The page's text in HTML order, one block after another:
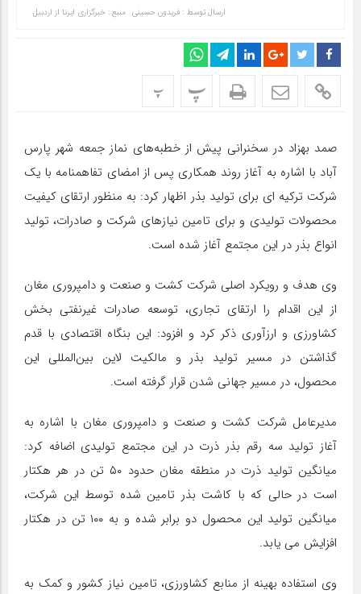
ارسال توسط : فریدون حسینی منبع : خبرگزاری ایرنا از اردبیل
پ پ
صمد بهزاد در سخنرانی پیش از خطبه‌های نماز جمعه شهر پارس
آباد با اشاره به آغاز روند همکاری پس از امضای تفاهمنامه با یک
شرکت ترکیه ای برای تولید بذر اظهار کرد: به منظور ارتقای کیفیت
محصولات تولیدی و برای تامین نیازهای شرکت و صادرات، تولید
انواع بذر در این مجتمع آغاز شده است.
وی هدف و رویکرد اصلی شرکت کشت و صنعت و دامپروری مغان
از این اقدام را ارتقای تجاری، توسعه صادرات غیرنفتی بخش
کشاورزی و ارزآوری ذکر کرد و افزود: این بنگاه اقتصادی با قدم
گذاشتن در مسیر تولید بذر و مالکیت لاین بین‌المللی این
محصول، در مسیر جهانی شدن قرار گرفته است.
مدیرعامل شرکت کشت و صنعت و دامپروری مغان با اشاره به
آغاز تولید سه رقم بذر ذرت در این مجتمع تولیدی اضافه کرد:
میانگین تولید ذرت در منطقه مغان حدود ۵۰ تن در هر هکتار
است در حالی که با کاشت بذر تامین شده توسط این شرکت،
میانگین تولید این محصول دو برابر شده و به ۱۰۰ تن در هکتار
افزایش می یابد.
وی استفاده بهینه از منابع کشاورزی، تامین نیاز کشور و کمک به